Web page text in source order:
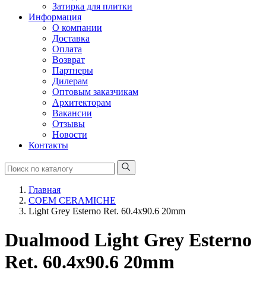
Затирка для плитки
Информация
О компании
Доставка
Оплата
Возврат
Партнеры
Дилерам
Оптовым заказчикам
Архитекторам
Вакансии
Отзывы
Новости
Контакты
Главная
COEM CERAMICHE
Light Grey Esterno Ret. 60.4x90.6 20mm
Dualmood Light Grey Esterno
Ret. 60.4x90.6 20mm